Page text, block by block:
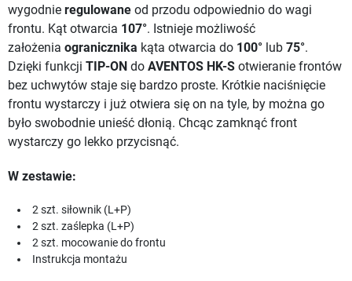
wygodnie regulowane od przodu odpowiednio do wagi
frontu. Kąt otwarcia 107°. Istnieje możliwość
założenia ogranicznika kąta otwarcia do 100° lub 75°.
Dzięki funkcji TIP-ON do AVENTOS HK-S otwieranie frontów
bez uchwytów staje się bardzo proste. Krótkie naciśnięcie
frontu wystarczy i już otwiera się on na tyle, by można go
było swobodnie unieść dłonią. Chcąc zamknąć front
wystarczy go lekko przycisnąć.
W zestawie:
2 szt. siłownik (L+P)
2 szt. zaślepka (L+P)
2 szt. mocowanie do frontu
Instrukcja montażu